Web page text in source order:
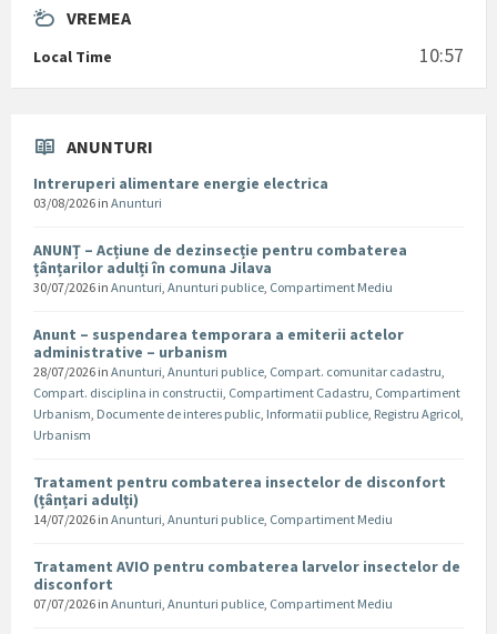
VREMEA
Local Time 10:57
ANUNTURI
Intreruperi alimentare energie electrica
03/08/2026 in Anunturi
ANUNȚ – Acțiune de dezinsecție pentru combaterea
țânțarilor adulți în comuna Jilava
30/07/2026 in Anunturi, Anunturi publice, Compartiment Mediu
Anunt – suspendarea temporara a emiterii actelor
administrative – urbanism
28/07/2026 in Anunturi, Anunturi publice, Compart. comunitar cadastru,
Compart. disciplina in constructii, Compartiment Cadastru, Compartiment
Urbanism, Documente de interes public, Informatii publice, Registru Agricol,
Urbanism
Tratament pentru combaterea insectelor de disconfort
(țânțari adulți)
14/07/2026 in Anunturi, Anunturi publice, Compartiment Mediu
Tratament AVIO pentru combaterea larvelor insectelor de
disconfort
07/07/2026 in Anunturi, Anunturi publice, Compartiment Mediu